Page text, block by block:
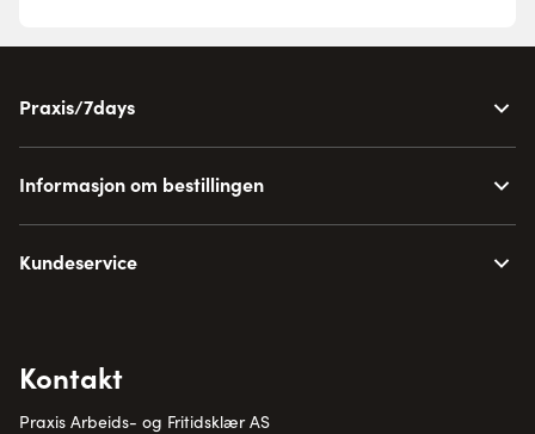
Praxis/7days
Informasjon om bestillingen
Kundeservice
Kontakt
Praxis Arbeids- og Fritidsklær AS